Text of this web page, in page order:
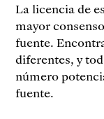
La licencia de
mayor
fuente.
diferentes, y
número
fuente.